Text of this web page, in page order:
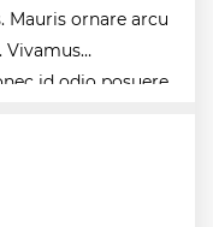
ücret ve emeklilik
ornare arcu
Vivamus
id odio posuere,